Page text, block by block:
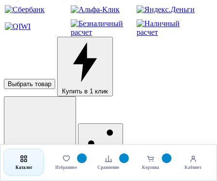
Выбрать товар
Купить в 1 клик
Рассчитать доставку Поделиться
Каталог Избранное Сравнение Корзина Кабинет